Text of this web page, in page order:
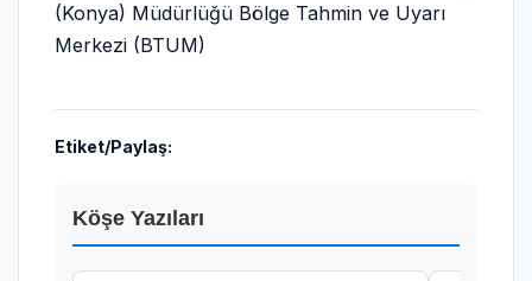
(Konya) Müdürlüğü Bölge Tahmin ve Uyarı
Merkezi (BTUM)
Etiket/Paylaş:
Köşe Yazıları